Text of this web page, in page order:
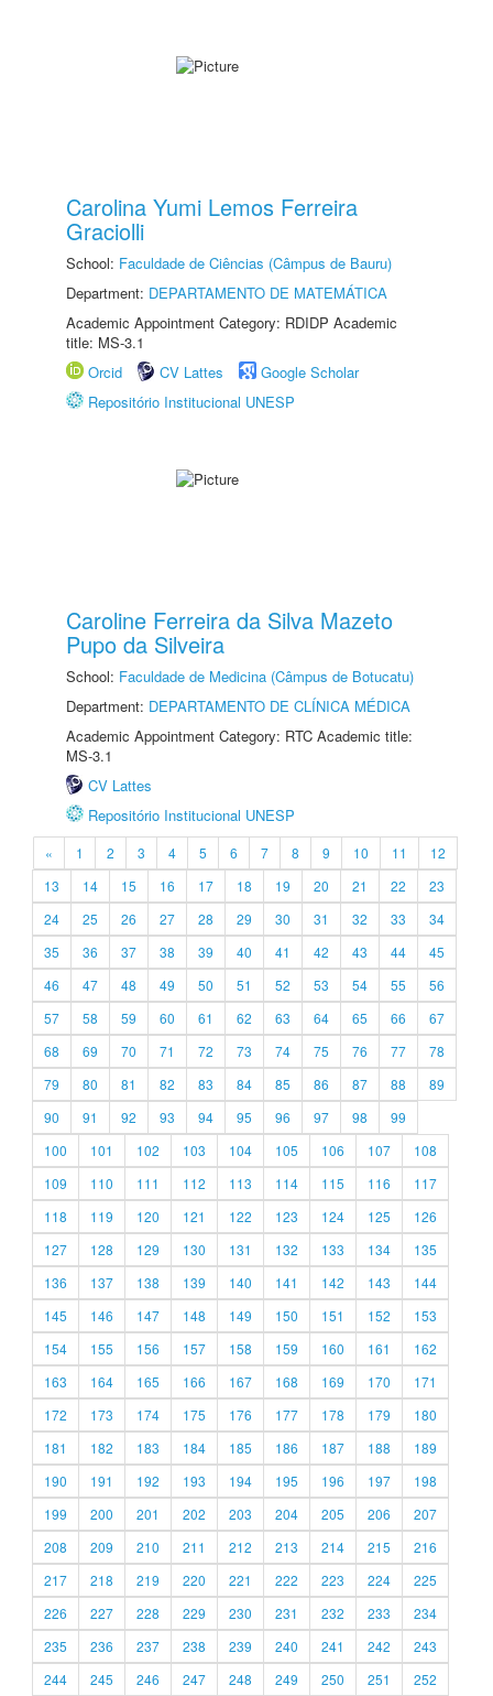
Carolina Yumi Lemos Ferreira
Graciolli
School: Faculdade de Ciências (Câmpus de Bauru)
Department: DEPARTAMENTO DE MATEMÁTICA
Academic Appointment Category: RDIDP Academic
title: MS-3.1
Orcid
CV Lattes
Google Scholar
Repositório Institucional UNESP
Caroline Ferreira da Silva Mazeto
Pupo da Silveira
School: Faculdade de Medicina (Câmpus de Botucatu)
Department: DEPARTAMENTO DE CLÍNICA MÉDICA
Academic Appointment Category: RTC Academic title:
MS-3.1
CV Lattes
Repositório Institucional UNESP
« 1 2 3 4 5 6 7 8 9 10 11
12
13
14 15 16 17 18 19 20 21 22
23
24
25 26 27 28 29 30 31 32 33
34
35
36 37 38 39 40 41 42 43 44
45
46
47 48 49 50 51 52 53 54 55
56
57
58 59 60 61 62 63 64 65 66
67
68
69 70 71 72 73 74 75 76 77
78
79
80 81 82 83 84 85 86 87 88
89
90
91 92 93 94 95 96 97 98
99
100
101 102 103 104 105 106 107
108
109
110 111 112 113 114 115 116
117
118
119 120 121 122 123 124 125
126
127
128 129 130 131 132 133 134
135
136
137 138 139 140 141 142 143
144
145
146 147 148 149 150 151 152
153
154
155 156 157 158 159 160 161
162
163
164 165 166 167 168 169 170
171
172
173 174 175 176 177 178 179
180
181
182 183 184 185 186 187 188
189
190
191 192 193 194 195 196 197
198
199
200 201 202 203 204 205 206
207
208
209 210 211 212 213 214 215
216
217
218 219 220 221 222 223 224
225
226
227 228 229 230 231 232 233
234
235
236 237 238 239 240 241 242
243
244
245 246 247 248 249 250 251 252